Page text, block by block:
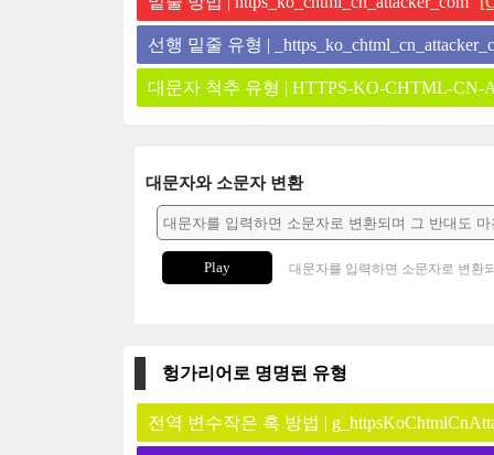
선행 밑줄 유형 |
대문자 척추 유형 | HTTPS-KO-CHTML-CN-
대문자와 소문자 변환
Play 대문자를 입력하면 소문자로 변환
헝가리어로 명명된 유형
전역 변수작은 혹 방법 |